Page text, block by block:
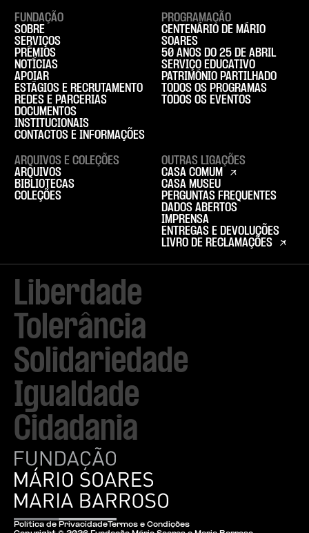
Liberdade
Tolerância
Solidariedade
Igualdade
Cidadania
Política de PrivacidadeTermos e Condições
FUNDAÇÃO
SOBRE
SERVIÇOS
PRÉMIOS
NOTÍCIAS
APOIAR
ESTÁGIOS E RECRUTAMENTO
REDES E PARCERIAS
DOCUMENTOS
INSTITUCIONAIS
CONTACTOS E INFORMAÇÕES
PROGRAMAÇÃO
CENTENÁRIO DE MÁRIO
SOARES
50 ANOS DO 25 DE ABRIL
SERVIÇO EDUCATIVO
PATRIMÓNIO PARTILHADO
TODOS OS PROGRAMAS
TODOS OS EVENTOS
ARQUIVOS E COLEÇÕES
ARQUIVOS
BIBLIOTECAS
COLEÇÕES
OUTRAS LIGAÇÕES
CASA COMUM
CASA MUSEU
PERGUNTAS FREQUENTES
DADOS ABERTOS
IMPRENSA
ENTREGAS E DEVOLUÇÕES
LIVRO DE RECLAMAÇÕES